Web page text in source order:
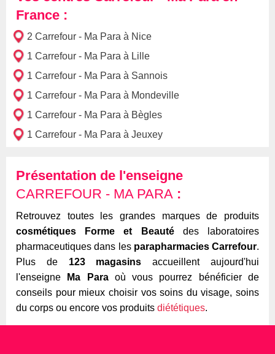
France :
2 Carrefour - Ma Para à Nice
1 Carrefour - Ma Para à Lille
1 Carrefour - Ma Para à Sannois
1 Carrefour - Ma Para à Mondeville
1 Carrefour - Ma Para à Bègles
1 Carrefour - Ma Para à Jeuxey
Présentation de l'enseigne
CARREFOUR - MA PARA :
Retrouvez toutes les grandes marques de produits
cosmétiques Forme et Beautédes laboratoires
pharmaceutiques dans les parapharmacies Carrefour.
Plus de 123 magasins accueillent aujourd'hui
l'enseigne
Ma Paraoù vous pourrez bénéficier de
conseils pour mieux choisir vos soins du visage, soins
du corps ou encore vos produits diététiques.